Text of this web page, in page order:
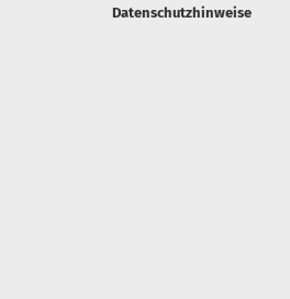
Datenschutzhinweise